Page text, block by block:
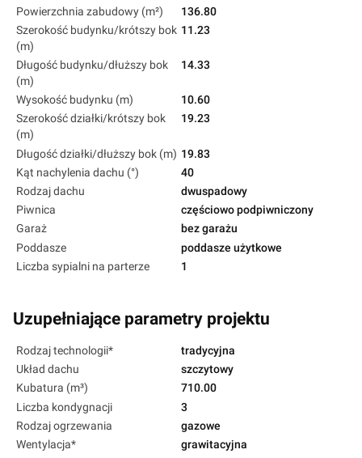
Powierzchnia zabudowy (m²)
136.80
Szerokość budynku/krótszy bok
(m)
11.23
Długość budynku/dłuższy bok
(m)
14.33
Wysokość budynku (m)
10.60
Szerokość działki/krótszy bok
(m)
19.23
Długość działki/dłuższy bok (m) 19.83
Kąt nachylenia dachu (°)
40
Rodzaj dachu
dwuspadowy
Piwnica
częściowo podpiwniczony
Garaż
bez garażu
Poddasze
poddasze użytkowe
Liczba sypialni na parterze
1
Uzupełniające parametry projektu
Rodzaj technologii*
tradycyjna
Układ dachu
szczytowy
Kubatura (m³)
710.00
Liczba kondygnacji
3
Rodzaj ogrzewania
gazowe
Wentylacja*
grawitacyjna